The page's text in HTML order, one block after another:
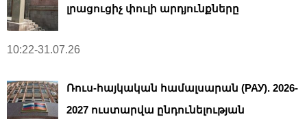
լրացուցիչ փուլի արդյունքները
10:22-31.07.26
Ռուս-հայկական համալսարան (РАУ). 2026-
2027 ուստարվա ընդունելության